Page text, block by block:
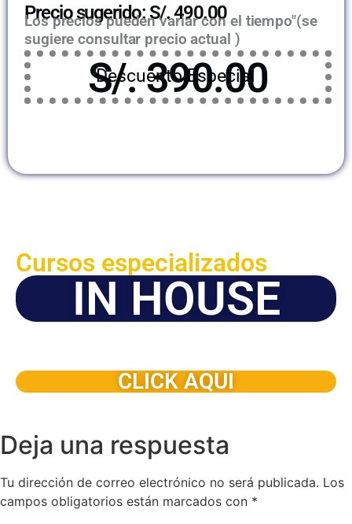
Precio sugerido: S/. 490.00
Los precios pueden variar con el tiempo"(se
sugiere consultar precio actual )
Descuento Especial
S/. 390.00
Cursos especializados
IN HOUSE
CLICK AQUI
Deja una respuesta
Tu dirección de correo electrónico no será publicada. Los
campos obligatorios están marcados con *